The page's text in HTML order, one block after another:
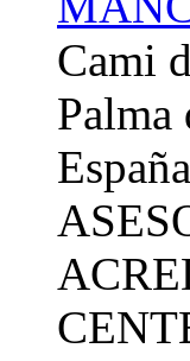
Cami
Palma
España